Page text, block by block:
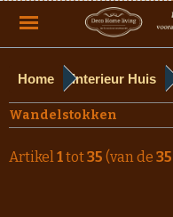
Home Interieur Huis
Wandelstokken
Artikel1tot35 (van de 35